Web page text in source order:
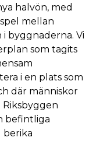
halvön, med
mellan
byggnaderna. Vi
som tagits
i en plats som
där människor
Riksbyggen
befintliga
berika